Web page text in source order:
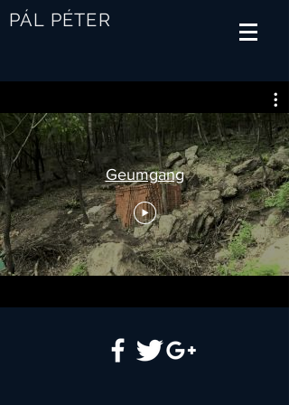
PÁL PÉTER
Geumgang